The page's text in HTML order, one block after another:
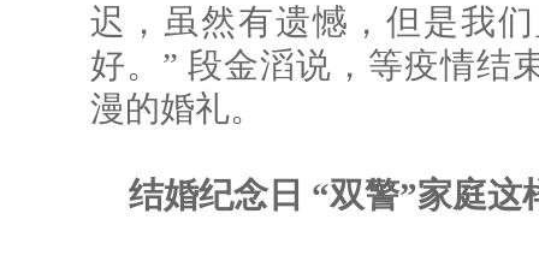
迟，虽然有遗憾，但是我
好。” 段金滔说，等疫情结
漫的婚礼。
结婚纪念日 “双警”家庭这